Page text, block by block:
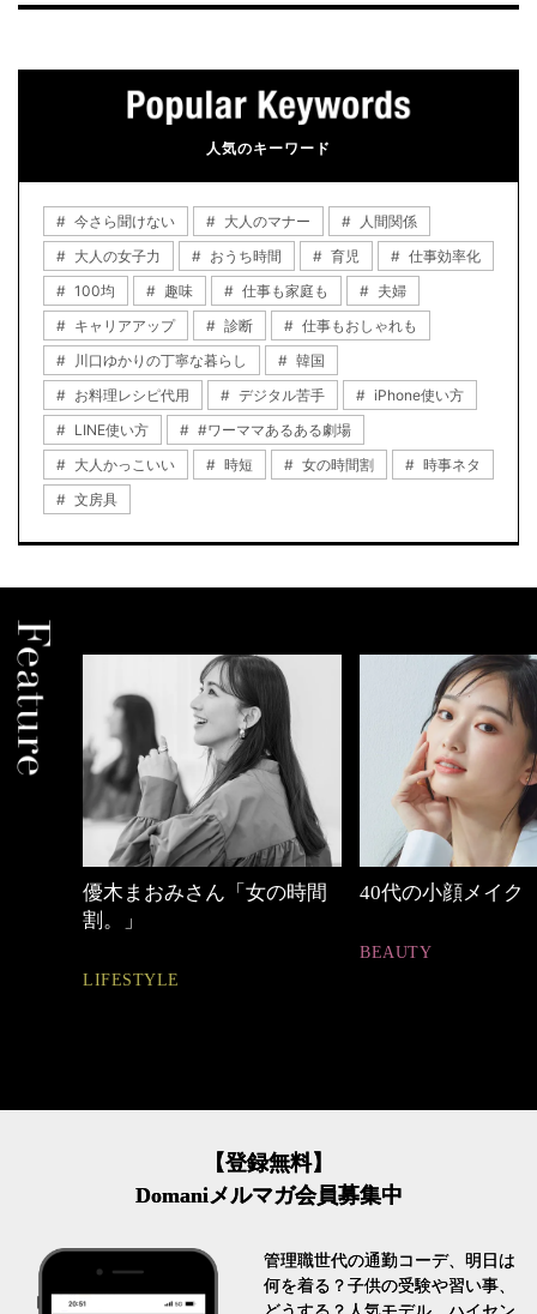
人気のキーワード
今さら聞けない 大人のマナー
人間関係
大人の女子力
おうち時間 育児
仕事効率化
100均
趣味 仕事も家庭も
夫婦
キャリアアップ
診断
仕事もおしゃれも
川口ゆかりの丁寧な暮らし
韓国
お料理レシピ代用
デジタル苦手
iPhone使い方
LINE使い方
#ワーママあるある劇場
大人かっこいい
時短 女の時間割
時事ネタ
文房具
40代の小顔メイク
心地よくいられる
【登録無料】
Domaniメルマガ会員募集中
管理職世代の通勤コーデ、明日は
何を着る？子供の受験や習い事、